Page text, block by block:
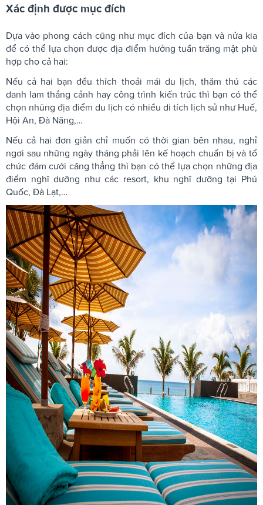
Xác định được mục đích
Dựa vào phong cách cũng như mục đích của bạn và nửa kia
để có thể lựa chọn được địa điểm hưởng tuần trăng mật phù
hợp cho cả hai:
Nếu cả hai bạn đều thích thoải mái du lịch, thăm thú các
danh lam thắng cảnh hay công trình kiến trúc thì bạn có thể
chọn nhũng địa điểm du lịch có nhiều di tích lịch sử như Huế,
Hội An, Đà Năng,…
Nếu cả hai đơn giản chỉ muốn có thời gian bên nhau, nghỉ
ngơi sau những ngày tháng phải lên kế hoạch chuẩn bị và tổ
chức đám cưới căng thẳng thì bạn có thể lựa chọn những địa
điểm nghĩ dưỡng như các resort, khu nghĩ dưỡng tại Phú
Quốc, Đà Lạt,…